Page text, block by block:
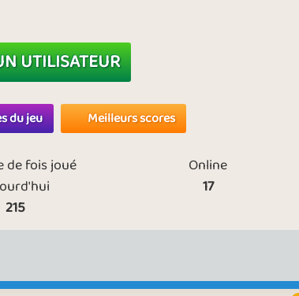
UTILISATEUR
du jeu Meilleurs scores
de fois joué
215
Online
17